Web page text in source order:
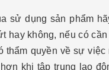
sử dụng sản phẩm
hay không, nếu có
thẩm quyền về sự việc
khi tập trung lao